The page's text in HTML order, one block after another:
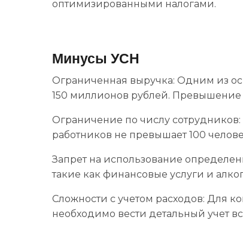
оптимизированными налогами.
Минусы УСН
Ограниченная выручка: Одним из
150 миллионов рублей.
Ограничение по числу
работников не превышает 100
Запрет на использование
такие как финансовые услуги и
Сложности с учетом расходов: Для
необходимо вести детальный учет